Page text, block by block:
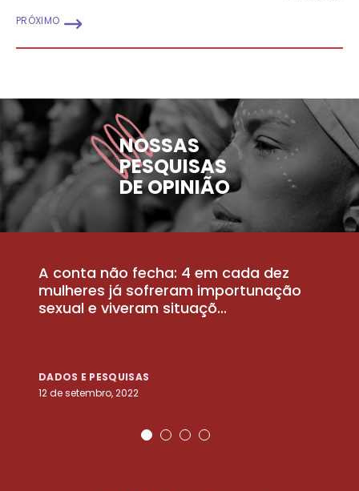
PRÓXIMO
NOSSAS
PESQUISAS
DE OPINIÃO
A conta não fecha: 4 em cada dez
mulheres já sofreram importunação
sexual e viveram situaçõ...
DADOS E PESQUISAS
12 de setembro, 2022